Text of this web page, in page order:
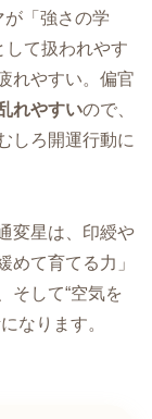
「強さの学
して扱われやす
れやすい。偏官
れやすいので、
しろ開運行動に
変星は、印綬や
めて育てる力」
、そして“空気を
なります。